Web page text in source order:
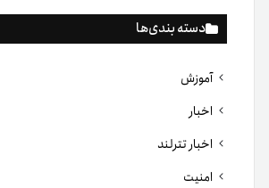
دسته بندی‌ها
آموزش
اخبار
اخبار تترلند
امنیت